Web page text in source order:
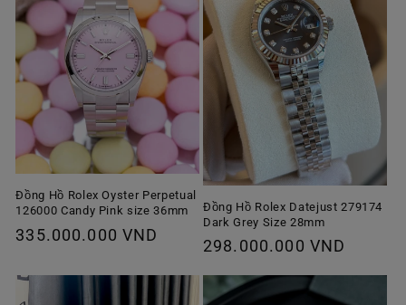
Đồng Hồ Rolex Oyster Perpetual
126000 Candy Pink size 36mm
Giá
thường
335.000.000 VND
Đồng Hồ Rolex Datejust 279174
Dark Grey Size 28mm
Giá
thường
298.000.000 VND